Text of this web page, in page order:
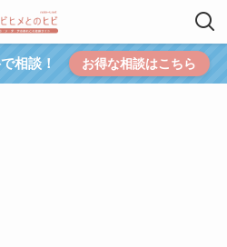
相談！ お得な相談はこちら